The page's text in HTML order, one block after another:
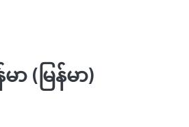
မာ (မြန်မာ)